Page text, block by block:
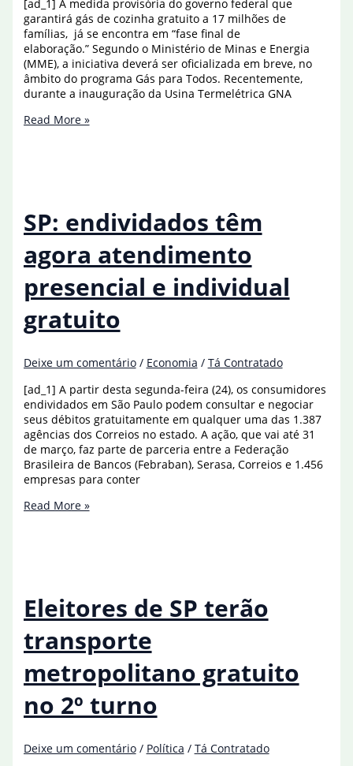
[ad_1] A medida provisória do governo federal que
garantirá gás de cozinha gratuito a 17 milhões de
famílias, já se encontra em “fase final de
elaboração.” Segundo o Ministério de Minas e Energia
(MME), a iniciativa deverá ser oficializada em breve, no
âmbito do programa Gás para Todos. Recentemente,
durante a inauguração da Usina Termelétrica GNA
Governo
17
milhões
de
famílias
Read More »
SP: endividados têm
agora atendimento
presencial e individual
gratuito
Deixe um comentário / Economia / Tá Contratado
[ad_1] A partir desta segunda-feira (24), os consumidores
endividados em São Paulo podem consultar e negociar
seus débitos gratuitamente em qualquer uma das 1.387
agências dos Correios no estado. A ação, que vai até 31
de março, faz parte de parceria entre a Federação
Brasileira de Bancos (Febraban), Serasa, Correios e 1.456
empresas para conter
SP:
individual
gratuito
Read More »
Eleitores de SP terão
transporte
metropolitano gratuito
no 2º turno
Deixe um comentário / Política / Tá Contratado